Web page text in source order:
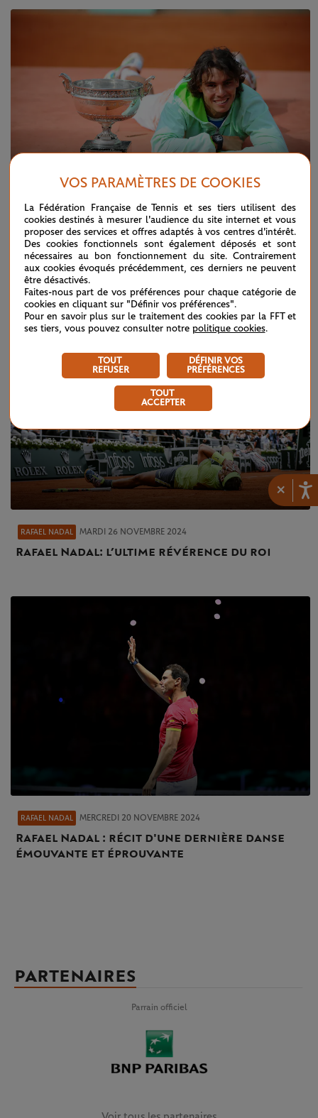
×
RAFAEL NADAL MERCREDI 27 NOVEMBRE 2024
Rafael Nadal : ses 22 titres du Grand Chelem
en images
RAFAEL NADAL MARDI 26 NOVEMBRE 2024
Rafael Nadal : l’ultime révérence du roi
RAFAEL NADAL MERCREDI 20 NOVEMBRE 2024
Rafael Nadal : récit d'une dernière danse
émouvante et éprouvante
PARTENAIRES
Parrain officiel
VOS PARAMÈTRES DE COOKIES
La Fédération Française de Tennis et ses tiers utilisent des
cookies destinés à mesurer l'audience du site internet et vous
proposer des services et offres adaptés à vos centres d'intérêt.
Des cookies fonctionnels sont également déposés et sont
nécessaires au bon fonctionnement du site. Contrairement
aux cookies évoqués précédemment, ces derniers ne peuvent
être désactivés.
Faites-nous part de vos préférences pour chaque catégorie de
cookies en cliquant sur "Définir vos préférences".
Pour en savoir plus sur le traitement des cookies par la FFT et
ses tiers, vous pouvez consulter notre politique cookies.
TOUT
REFUSER
DÉFINIR VOS
PRÉFÉRENCES
TOUT
ACCEPTER